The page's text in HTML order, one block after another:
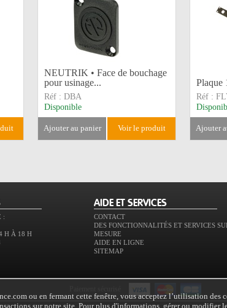
NEUTRIK • Face de bouchage
pour usinage...
Réf : DBA
Disponible
ajouter au panier voir le produit
Plaque
Réf :
ajouter
:
H À 18 H
AIDE ET SERVICES
CONTACT
DES FONCTIONNALITÉS ET SERVICES
MESURE
AIDE EN LIGNE
SITEMAP
ou en fermant cette fenêtre, vous acceptez l’utilisation
sur notre site. Pour plus d'informations, gérer ou modifier